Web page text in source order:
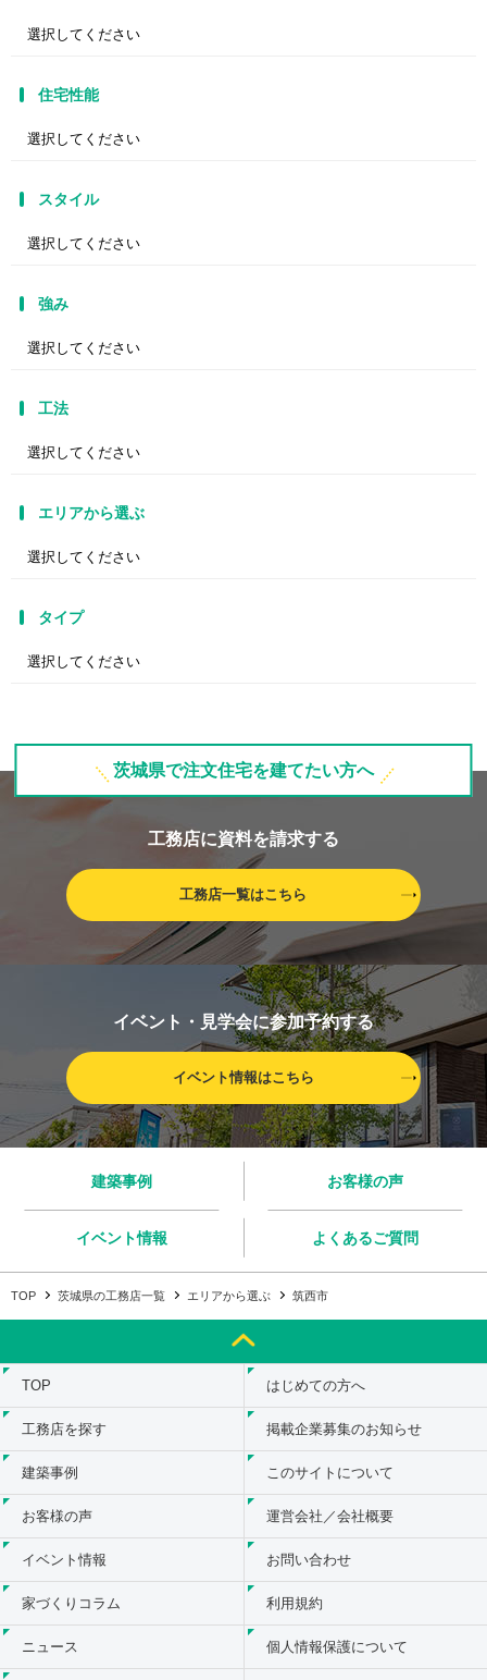
住宅性能
スタイル
強み
工法
エリアから選ぶ
タイプ
茨城県で注文住宅を建てたい方へ
工務店に資料を請求する
工務店一覧はこちら
イベント・見学会に参加予約する
イベント情報はこちら
建築事例 お客様の声
イベント情報 よくあるご質問
TOP 茨城県の工務店一覧 エリアから選ぶ 筑西市
TOP
工務店を探す
建築事例
お客様の声
イベント情報
家づくりコラム
ニュース
はじめての方へ
掲載企業募集のお知らせ
このサイトについて
運営会社／会社概要
お問い合わせ
利用規約
個人情報保護について